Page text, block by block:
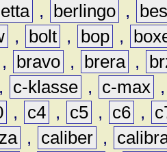
, berlingo ,
, bolt , bop ,
, bravo , brera ,
, c-klasse , c-max
, c4 , c5 , c6 ,
, caliber ,